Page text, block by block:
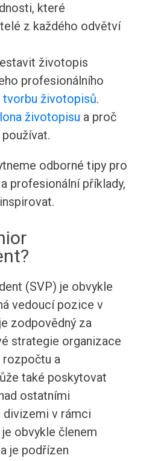
které
z každého odvětví
životopis
profesionálního
tvorbu životopisů.
životopisu a proč
odborné tipy pro
profesionální příklady,
(SVP) je obvykle
vedoucí pozice v
zodpovědný za
strategie organizace
rozpočtu a
také poskytovat
ostatními
divizemi v rámci
obvykle členem
je podřízen